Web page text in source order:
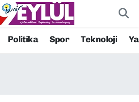
Politika Spor Teknoloji
Eczaneler